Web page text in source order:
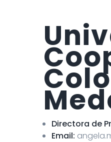
Directora de
Email: